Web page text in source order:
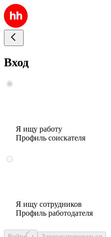
Вход
Я ищу работу
Профиль соискателя
Я ищу сотрудников
Профиль работодателя